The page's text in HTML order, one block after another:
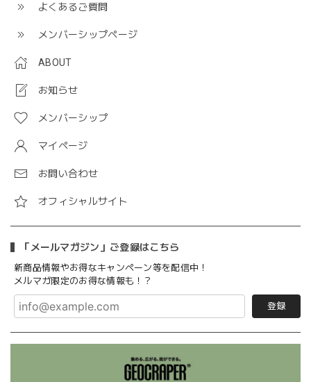
よくあるご質問
メンバーシップページ
ABOUT
お知らせ
メンバーシップ
マイページ
お問い合わせ
オフィシャルサイト
「メールマガジン」ご登録はこちら
新商品情報やお得なキャンペーン等を配信中！
メルマガ限定のお得な情報も！？
登録